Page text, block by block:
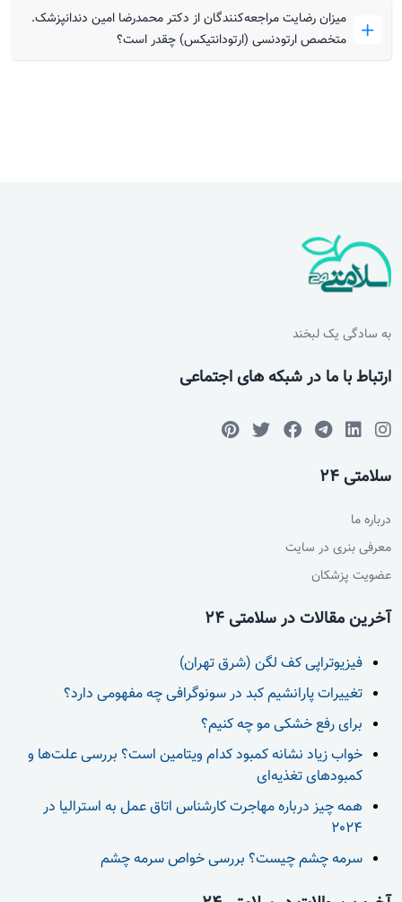
میزان رضایت مراجعه‌کنندگان از دکتر محمدرضا امین دندانپزشک.
متخصص ارتودنسی (ارتودانتیکس) چقدر است؟
به سادگی یک لبخند
ارتباط با ما در شبکه های اجتماعی
سلامتی 24
درباره ما
معرفی بنری در سایت
عضویت پزشکان
آخرین مقالات در سلامتی 24
فیزیوتراپی کف لگن (شرق تهران)
تغییرات پارانشیم کبد در سونوگرافی چه مفهومی دارد؟
برای رفع خشکی مو چه کنیم؟
خواب زیاد نشانه کمبود کدام ویتامین است؟ بررسی علت‌ها و
کمبودهای تغذیه‌ای
همه چیز درباره مهاجرت کارشناس اتاق عمل به استرالیا در
2024
سرمه چشم چیست؟ بررسی خواص سرمه چشم